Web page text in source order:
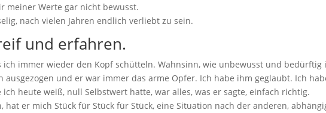
meiner Werte gar nicht bewusst.
nach vielen Jahren endlich verliebt zu sein.
und erfahren.
ich immer wieder den Kopf schütteln. Wahnsinn, wie unbewusst und bedürftig
ausgezogen und er war immer das arme Opfer. Ich habe ihm geglaubt. Ich
heute weiß, null Selbstwert hatte, war alles, was er sagte, einfach richtig.
hat er mich Stück für Stück für Stück, eine Situation nach der anderen,